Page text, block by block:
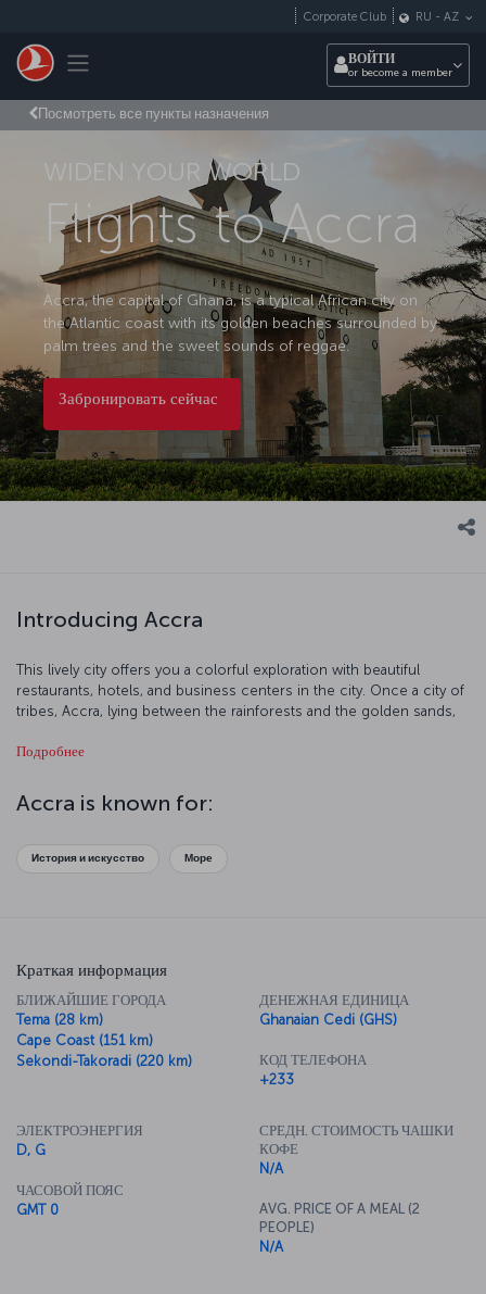
Toggle navigation
Corporate Club RU - AZ
ВОЙТИ
or become a member
Посмотреть все пункты назначения
WIDEN YOUR WORLD
Flights to Accra
Accra, the capital of Ghana, is a typical African city on
the Atlantic coast with its golden beaches surrounded by
palm trees and the sweet sounds of reggae.
Забронировать сейчас
Introducing Accra
This lively city offers you a colorful exploration with beautiful
restaurants, hotels, and business centers in the city. Once a city of
tribes, Accra, lying between the rainforests and the golden sands,
center. Since 1877, it has been the most populous city in Ghana.
Подробнее
Accra is known for:
История и искусство Море
Краткая информация
БЛИЖАЙШИЕ ГОРОДА
Tema (28 km)
Cape Coast (151 km)
Sekondi-Takoradi (220 km)
ДЕНЕЖНАЯ ЕДИНИЦА
Ghanaian Cedi (GHS)
КОД ТЕЛЕФОНА
+233
ЭЛЕКТРОЭНЕРГИЯ
D, G
ЧАСОВОЙ ПОЯС
GMT 0
СРЕДН. СТОИМОСТЬ ЧАШКИ
КОФЕ
N/A
AVG. PRICE OF A MEAL (2
PEOPLE)
N/A